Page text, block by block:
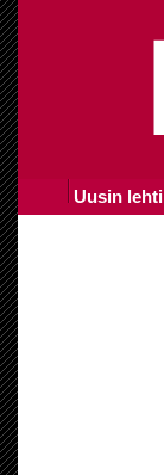
Uusin lehti